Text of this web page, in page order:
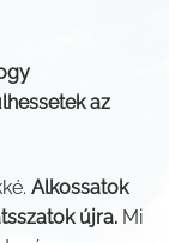
az
Alkossatok
újra. Mi